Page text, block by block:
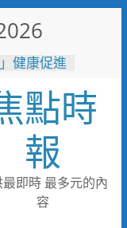
醫院提醒
健康促進
守護民
台東區處
籲多利
詢
傳播女暴
月徒刑
點時
報
即時 最多元的內
容